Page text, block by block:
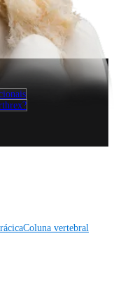
Coluna vertebral